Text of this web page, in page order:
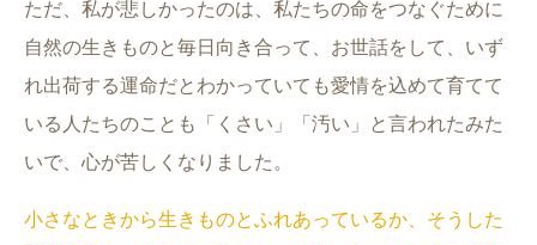
ただ、私が悲しかったのは、私たちの命をつなぐために
自然の生きものと毎日向き合って、お世話をして、いず
れ出荷する運命だとわかっていても愛情を込めて育てて
いる人たちのことも「くさい」「汚い」と言われたみた
いで、心が苦しくなりました。
小さなときから生きものとふれあっているか、そうした